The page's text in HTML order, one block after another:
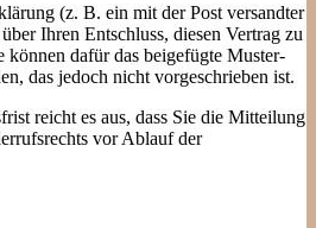
(z. B. ein mit der Post versandter
Ihren Entschluss, diesen Vertrag zu
dafür das beigefügte Muster-
das jedoch nicht vorgeschrieben ist.
reicht es aus, dass Sie die Mitteilung
vor Ablauf der